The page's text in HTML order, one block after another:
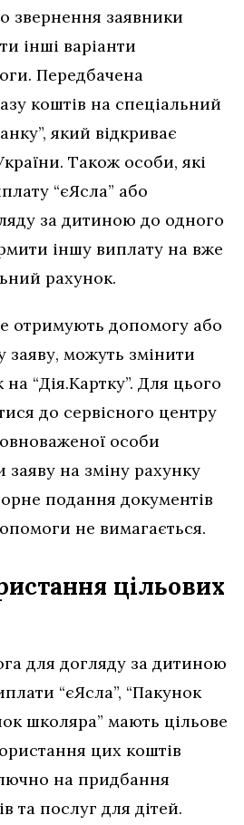
звернення заявники
інші варіанти
Передбачена
коштів на спеціальний
який відкриває
Також особи, які
“єЯсла” або
за дитиною до одного
іншу виплату на вже
рахунок.
отримують допомогу або
заяву, можуть змінити
“Дія.Картку”. Для цього
до сервісного центру
особи
заяву на зміну рахунку
подання документів
не вимагається.
цільових
для догляду за дитиною
“єЯсла”, “Пакунок
школяра” мають цільове
цих коштів
на придбання
та послуг для дітей.